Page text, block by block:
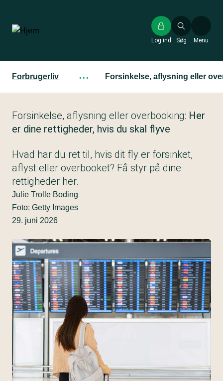
hovedindhold
Søg
Log ind Menu
Forbrugerliv ··· Forsinkelse, aflysning eller
Forsinkelse, aflysning eller overbooking: Her
er dine rettigheder, hvis du skal flyve
Hvad har du ret til, hvis dit fly er forsinket,
aflyst eller overbooket? Få styr på dine
rettigheder her.
Julie Trolle Boding
Foto: Getty Images
29. juni 2026